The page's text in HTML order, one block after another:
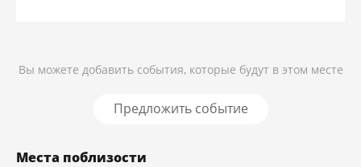
Вы можете добавить события, которые будут в этом месте
Предложить событие
Места поблизости